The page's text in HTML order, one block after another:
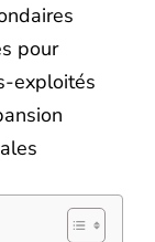
pour
exploités